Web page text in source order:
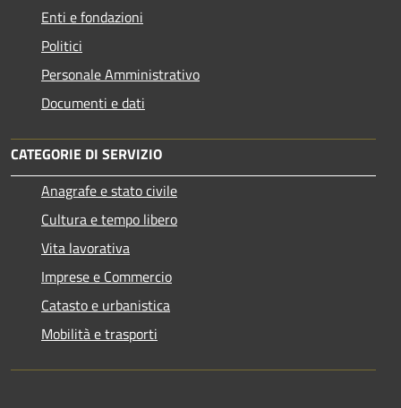
Enti e fondazioni
Politici
Personale Amministrativo
Documenti e dati
CATEGORIE DI SERVIZIO
Anagrafe e stato civile
Cultura e tempo libero
Vita lavorativa
Imprese e Commercio
Catasto e urbanistica
Mobilità e trasporti